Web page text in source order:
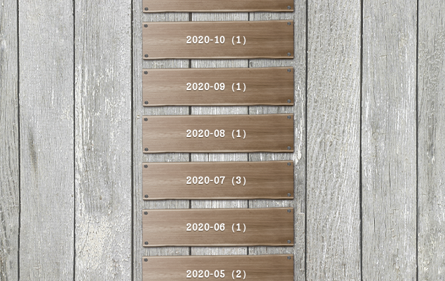
2020-10（1）
2020-09（1）
2020-08（1）
2020-07（3）
2020-06（1）
2020-05（2）